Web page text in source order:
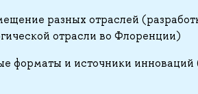
разных отраслей
отрасли во Флоренции)
форматы и источники